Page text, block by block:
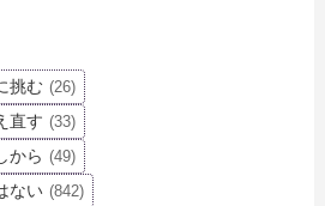
挑む (26)
直す (33)
から (49)
ない (842)